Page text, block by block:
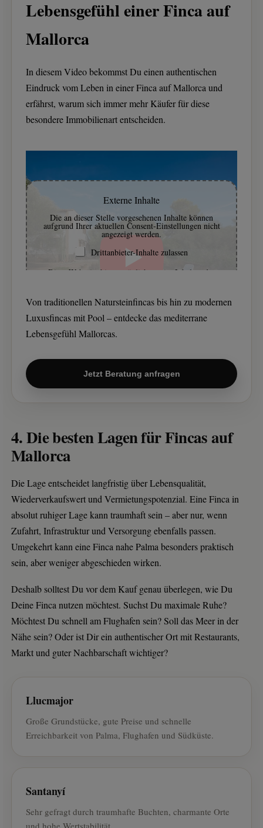
Lebensgefühl einer Finca auf
Mallorca
In diesem Video bekommst Du einen authentischen
Eindruck vom Leben in einer Finca auf Mallorca und
erfährst, warum sich immer mehr Käufer für diese
besondere Immobilienart entscheiden.
Externe Inhalte
Die an dieser Stelle vorgesehenen Inhalte können
aufgrund Ihrer aktuellen Consent-Einstellungen nicht
angezeigt werden.
Drittanbieter-Inhalte zulassen
Diese Webseite bietet möglicherweise Inhalte oder
Diese Drittanbieter können eigene Cookies setzen,
z.B. um die Nutzeraktivität zu verfolgen oder ihre
Angebote zu personalisieren und zu optimieren.
Von traditionellen Natursteinfincas bis hin zu modernen
Luxusfincas mit Pool – entdecke das mediterrane
Lebensgefühl Mallorcas.
Jetzt Beratung anfragen
4. Die besten Lagen für Fincas auf
Mallorca
Die Lage entscheidet langfristig über Lebensqualität,
Wiederverkaufswert und Vermietungspotenzial. Eine Finca in
absolut ruhiger Lage kann traumhaft sein – aber nur, wenn
Zufahrt, Infrastruktur und Versorgung ebenfalls passen.
Umgekehrt kann eine Finca nahe Palma besonders praktisch
sein, aber weniger abgeschieden wirken.
Deshalb solltest Du vor dem Kauf genau überlegen, wie Du
Deine Finca nutzen möchtest. Suchst Du maximale Ruhe?
Möchtest Du schnell am Flughafen sein? Soll das Meer in der
Nähe sein? Oder ist Dir ein authentischer Ort mit Restaurants,
Markt und guter Nachbarschaft wichtiger?
Llucmajor
Große Grundstücke, gute Preise und schnelle
Erreichbarkeit von Palma, Flughafen und Südküste.
Santanyí
Sehr gefragt durch traumhafte Buchten, charmante Orte
und hohe Wertstabilität.